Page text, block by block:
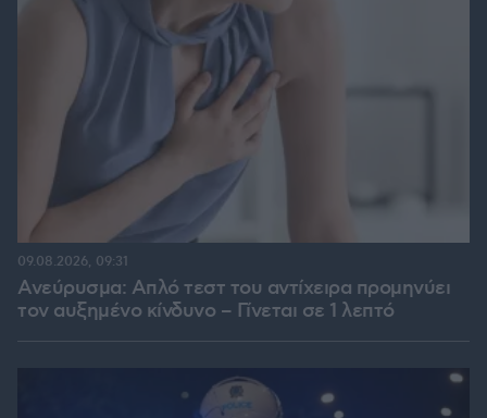
Ανεύρυσμα: Απλό τεστ του αντίχειρα προμηνύει
τον αυξημένο κίνδυνο – Γίνεται σε 1 λεπτό
09.08.2026, 09:31